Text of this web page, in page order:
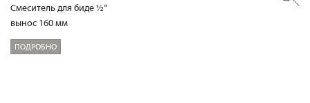
Смеситель для биде ½“
вынос 160 мм
ПОДРОБНО